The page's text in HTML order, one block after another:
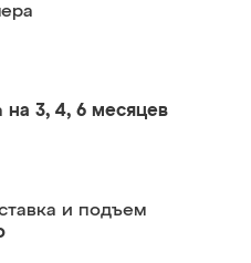
на 3, 4, 6 месяцев
и подъем